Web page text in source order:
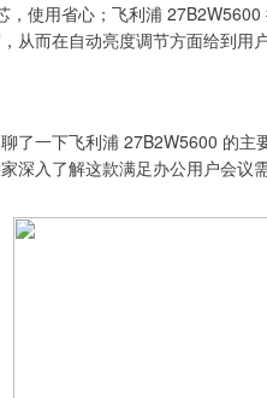
，使用省心；飞利浦
从而在自动亮度调节方面给到用
了一下飞利浦 27B2W5600 的主
深入了解这款满足办公用户会议